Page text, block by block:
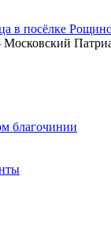
в посёлке
благочинии